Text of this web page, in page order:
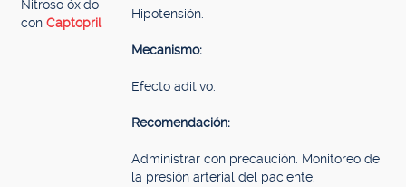
Nitroso óxido
con Captopril
Hipotensión.
Mecanismo:
Efecto aditivo.
Recomendación:
Administrar con precaución. Monitoreo de
la presión arterial del paciente.